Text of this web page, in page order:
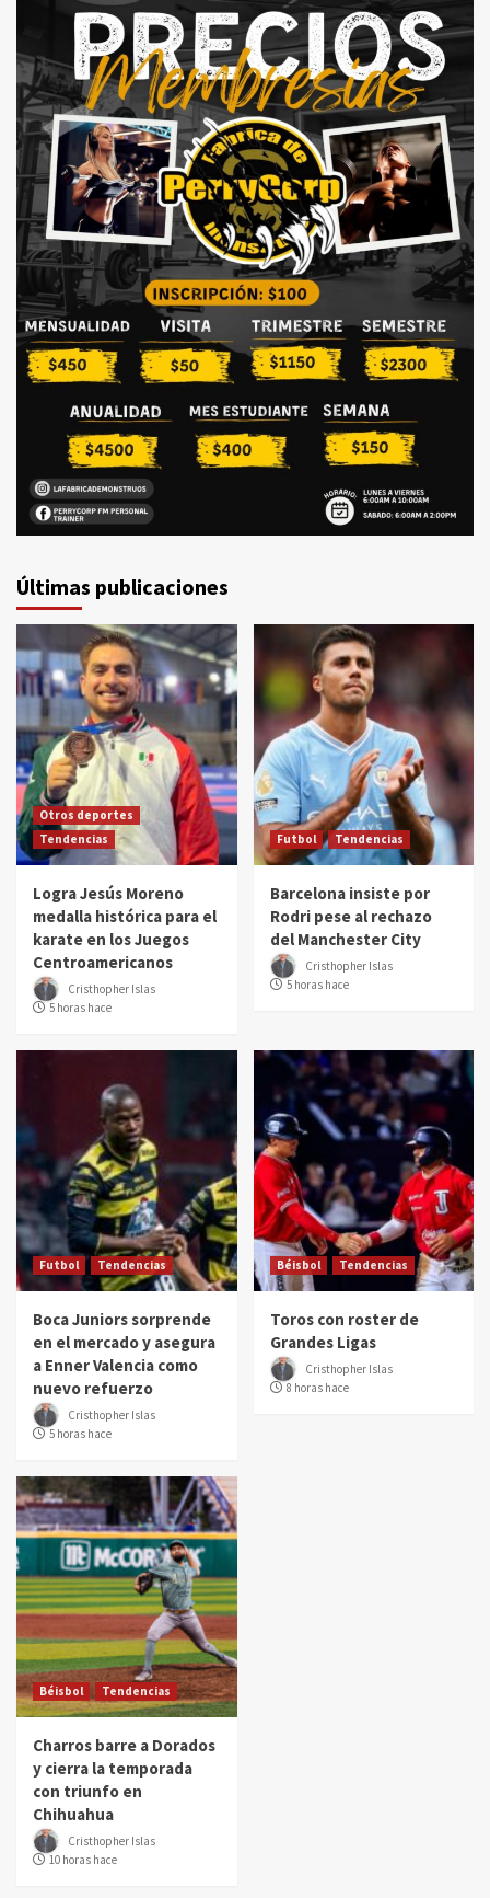
Últimas publicaciones
Otros deportes
Tendencias
Logra Jesús Moreno
medalla histórica para el
karate en los Juegos
Centroamericanos
Cristhopher Islas
5 horas hace
Futbol Tendencias
Barcelona insiste por
Rodri pese al rechazo
del Manchester City
Cristhopher Islas
5 horas hace
Futbol Tendencias
Boca Juniors sorprende
en el mercado y asegura
a Enner Valencia como
nuevo refuerzo
Cristhopher Islas
5 horas hace
Béisbol Tendencias
Toros con roster de
Grandes Ligas
Cristhopher Islas
8 horas hace
Béisbol Tendencias
Charros barre a Dorados
y cierra la temporada
con triunfo en
Chihuahua
Cristhopher Islas
10 horas hace